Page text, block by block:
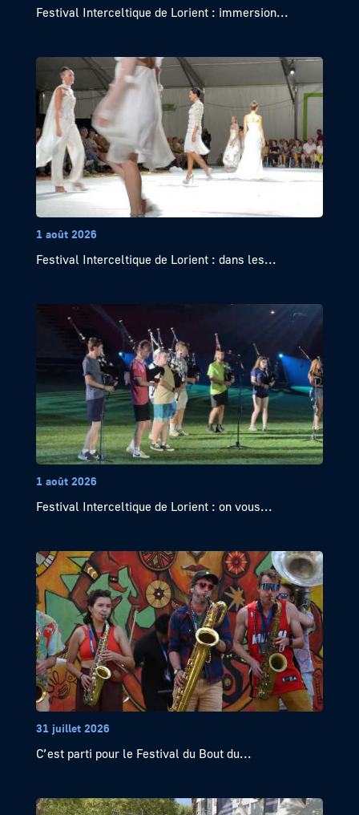
Festival Interceltique de Lorient : immersion...
1 août 2026
Festival Interceltique de Lorient : dans les...
1 août 2026
Festival Interceltique de Lorient : on vous...
31 juillet 2026
C’est parti pour le Festival du Bout du...